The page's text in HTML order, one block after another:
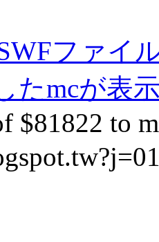
ファイ
たmcが表
$81822 to